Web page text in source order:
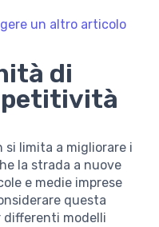
un altro articolo
di
si limita a migliorare i
la strada a nuove
e medie imprese
questa
differenti modelli